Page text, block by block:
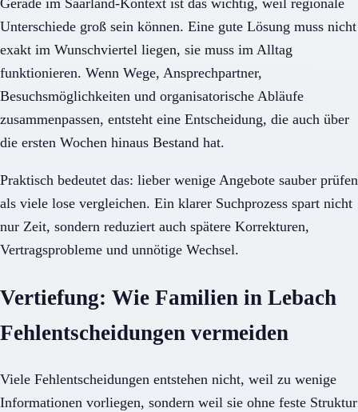
Gerade im Saarland-Kontext ist das wichtig, weil regionale
Unterschiede groß sein können. Eine gute Lösung muss nicht
exakt im Wunschviertel liegen, sie muss im Alltag
funktionieren. Wenn Wege, Ansprechpartner,
Besuchsmöglichkeiten und organisatorische Abläufe
zusammenpassen, entsteht eine Entscheidung, die auch über
die ersten Wochen hinaus Bestand hat.
Praktisch bedeutet das: lieber wenige Angebote sauber prüfen
als viele lose vergleichen. Ein klarer Suchprozess spart nicht
nur Zeit, sondern reduziert auch spätere Korrekturen,
Vertragsprobleme und unnötige Wechsel.
Vertiefung: Wie Familien in Lebach
Fehlentscheidungen vermeiden
Viele Fehlentscheidungen entstehen nicht, weil zu wenige
Informationen vorliegen, sondern weil sie ohne feste Struktur